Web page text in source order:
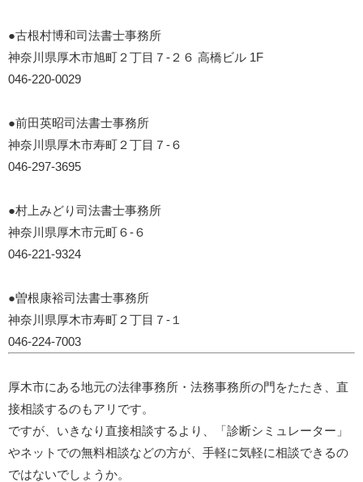
●古根村博和司法書士事務所
神奈川県厚木市旭町２丁目７-２６ 高橋ビル 1F
046-220-0029
●前田英昭司法書士事務所
神奈川県厚木市寿町２丁目７-６
046-297-3695
●村上みどり司法書士事務所
神奈川県厚木市元町６-６
046-221-9324
●曽根康裕司法書士事務所
神奈川県厚木市寿町２丁目７-１
046-224-7003
厚木市にある地元の法律事務所・法務事務所の門をたたき、直
接相談するのもアリです。
ですが、いきなり直接相談するより、「診断シミュレーター」
やネットでの無料相談などの方が、手軽に気軽に相談できるの
ではないでしょうか。